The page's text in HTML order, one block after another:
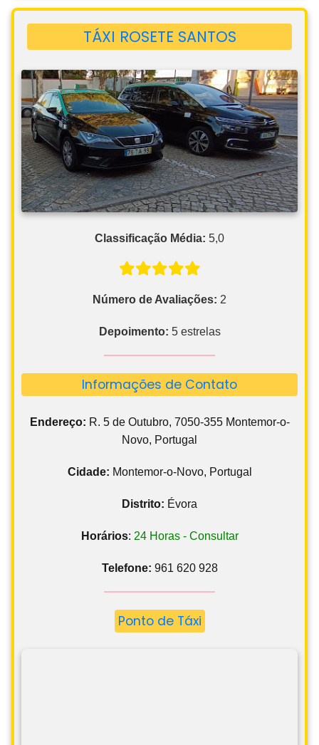
TÁXI ROSETE SANTOS
Classificação Média: 5,0
Número de Avaliações: 2
Depoimento: 5 estrelas
Informações de Contato
Endereço: R. 5 de Outubro, 7050-355 Montemor-o-
Novo, Portugal
Cidade: Montemor-o-Novo, Portugal
Distrito: Évora
Horários: 24 Horas - Consultar
Telefone: 961 620 928
Ponto de Táxi